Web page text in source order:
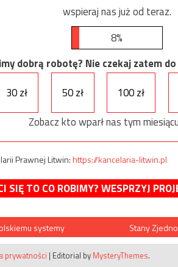
wspieraj nas już od teraz.
8%
dobrą robotę? Nie czekaj zatem
30 zł
50 zł 100 zł
Zobacz kto wparł nas tym
Prawnej Litwin:https://kancelaria-litwin.pl
SIĘ TO CO ROBIMY? WESPRZYJ
systemy Stany
prywatności | Editorial by MysteryThemes.